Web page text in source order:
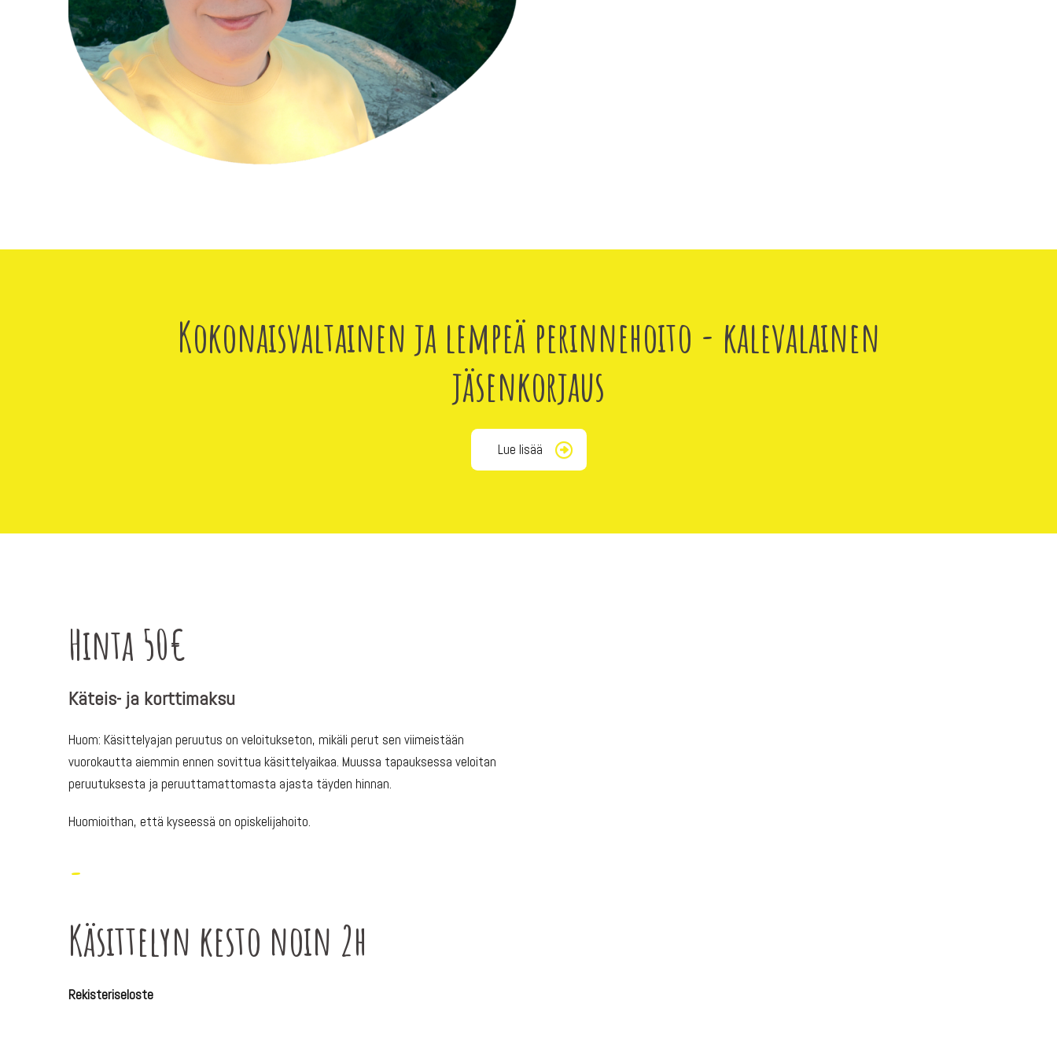
Kokonaisvaltainen ja lempeä perinnehoito - kalevalainen
jäsenkorjaus
Lue lisää
Hinta 50€
Käteis- ja korttimaksu
Huom: Käsittelyajan peruutus on veloitukseton, mikäli perut sen viimeistään
vuorokautta aiemmin ennen sovittua käsittelyaikaa. Muussa tapauksessa veloitan
peruutuksesta ja peruuttamattomasta ajasta täyden hinnan.
Huomioithan, että kyseessä on opiskelijahoito.
-
Käsittelyn kesto noin 2h
Rekisteriseloste